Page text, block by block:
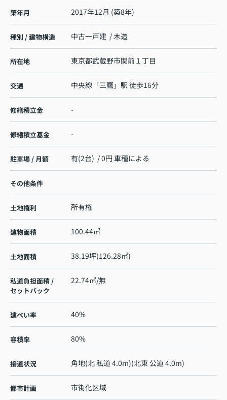
築年月 2017年12月 (築8年)
種別 / 建物構造 中古一戸建 / 木造
所在地 東京都武蔵野市関前 １丁目
交通 中央線 「三鷹」駅 徒歩16分
修繕積立金 -
修繕積立基金 -
駐車場 / 月額 有(2台) / 0円 車種による
その他条件
土地権利 所有権
建物面積 100.44㎡
土地面積 38.19坪(126.28㎡)
私道負担面積 /
セットバック
22.74㎡/無
建ぺい率 40%
容積率 80%
接道状況 角地(北 私道 4.0m)(北東 公道 4.0m)
都市計画 市街化区域